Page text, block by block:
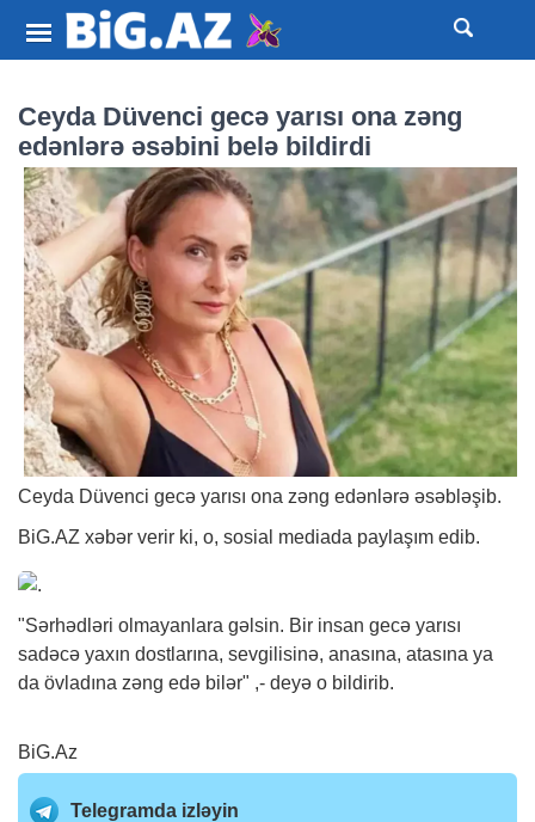
Ceyda Düvenci gecə yarısı ona zəng
edənlərə əsəbini belə bildirdi
Ceyda Düvenci gecə yarısı ona zəng edənlərə əsəbləşib.
BiG.AZ xəbər verir ki, o, sosial mediada paylaşım edib.
"Sərhədləri olmayanlara gəlsin. Bir insan gecə yarısı
sadəcə yaxın dostlarına, sevgilisinə, anasına, atasına ya
da övladına zəng edə bilər" ,- deyə o bildirib.
BiG.Az
Telegramda izləyin